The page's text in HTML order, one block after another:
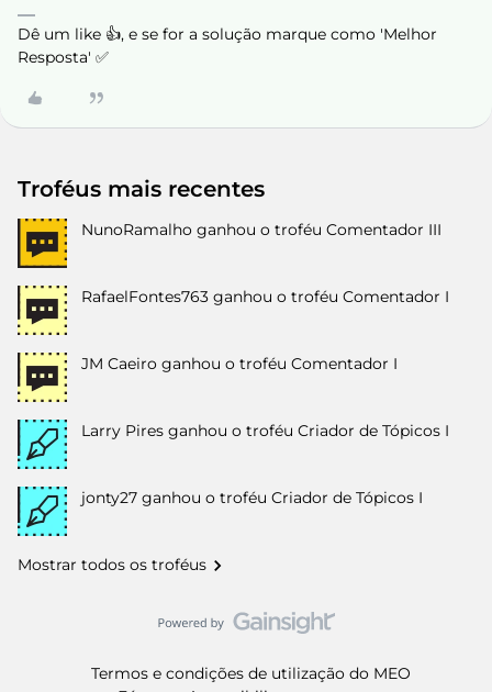
Dê um like 👍, e se for a solução marque como 'Melhor
Resposta' ✅
Troféus mais recentes
NunoRamalho ganhou o troféu Comentador III
RafaelFontes763 ganhou o troféu Comentador I
JM Caeiro ganhou o troféu Comentador I
Larry Pires ganhou o troféu Criador de Tópicos I
jonty27 ganhou o troféu Criador de Tópicos I
Mostrar todos os troféus
Termos e condições de utilização do MEO